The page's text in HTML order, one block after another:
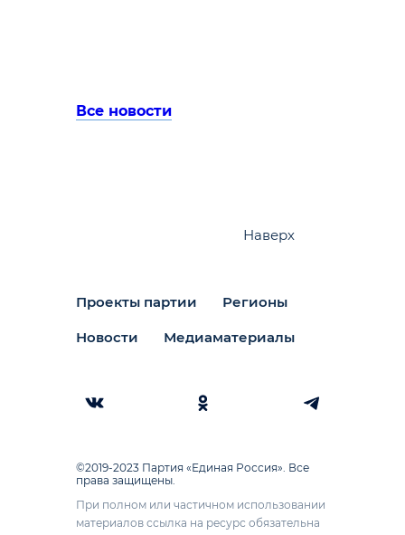
Все новости
Проекты партии Регионы
Новости Медиаматериалы
Наверх
©2019-2023 Партия «Единая Россия». Все
права защищены.
При полном или частичном использовании
материалов ссылка на ресурс обязательна